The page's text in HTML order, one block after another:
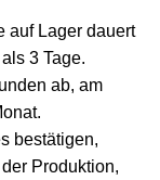
auf Lager dauert
3 Tage.
ab, am
bestätigen,
Produktion,